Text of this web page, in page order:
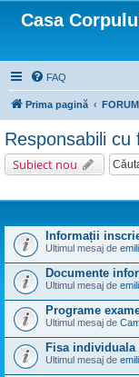
Casa
FAQ
Prima pagină FORUM
Responsabili
Subiect nou
Informații
Ultimul mesaj de
Documente
Ultimul mesaj de
Programe
Ultimul mesaj de
Fisa individuala
Ultimul mesaj de